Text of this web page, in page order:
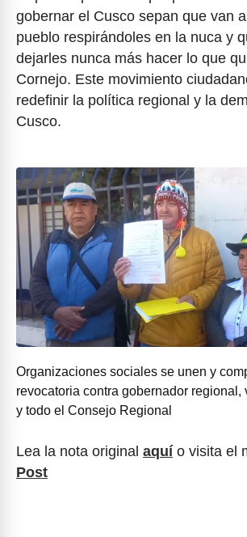
gobernar el Cusco sepan que van
pueblo respirándoles en la nuca y
dejarles nunca más hacer lo que
Cornejo. Este movimiento
redefinir la política regional y la
Cusco.
Organizaciones sociales se unen y
revocatoria contra gobernador regional,
y todo el Consejo Regional
Lea la nota original aquío visita el
Post